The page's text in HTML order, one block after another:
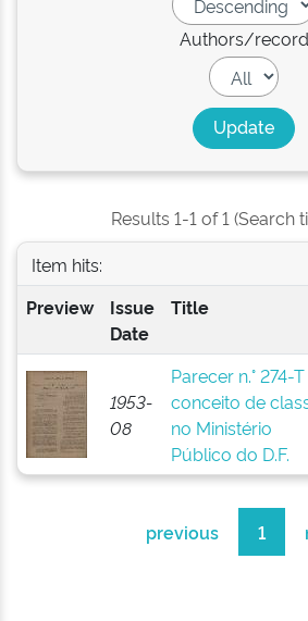
Authors/record
Results 1-1 of 1 (Search
Item hits:
Preview
Issue
Date
Title
1953-
08
Parecer n.° 274-T
conceito de
no Ministério
Público do D.F.
previous 1